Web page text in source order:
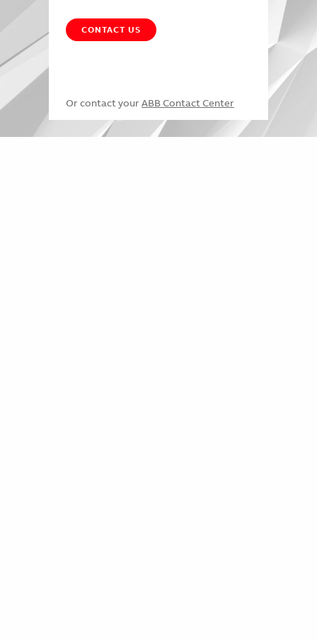
CONTACT US
Or contact your ABB Contact Center